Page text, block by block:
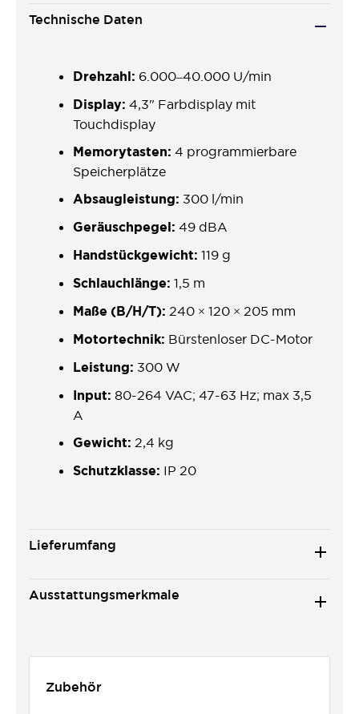
Technische Daten
Drehzahl: 6.000–40.000 U/min
Display: 4,3" Farbdisplay mit
Touchdisplay
Memorytasten: 4 programmierbare
Speicherplätze
Absaugleistung: 300 l/min
Geräuschpegel: 49 dBA
Handstückgewicht: 119 g
Schlauchlänge: 1,5 m
Maße (B/H/T): 240 × 120 × 205 mm
Motortechnik: Bürstenloser DC-Motor
Leistung: 300 W
Input: 80-264 VAC; 47-63 Hz; max 3,5
A
Gewicht: 2,4 kg
Schutzklasse: IP 20
Lieferumfang
Ausstattungsmerkmale
Zubehör